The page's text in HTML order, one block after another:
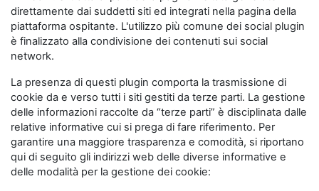
direttamente dai suddetti siti ed integrati nella pagina della
piattaforma ospitante. L'utilizzo più comune dei social plugin
è finalizzato alla condivisione dei contenuti sui social
network.
La presenza di questi plugin comporta la trasmissione di
cookie da e verso tutti i siti gestiti da terze parti. La gestione
delle informazioni raccolte da “terze parti” è disciplinata dalle
relative informative cui si prega di fare riferimento. Per
garantire una maggiore trasparenza e comodità, si riportano
qui di seguito gli indirizzi web delle diverse informative e
delle modalità per la gestione dei cookie: